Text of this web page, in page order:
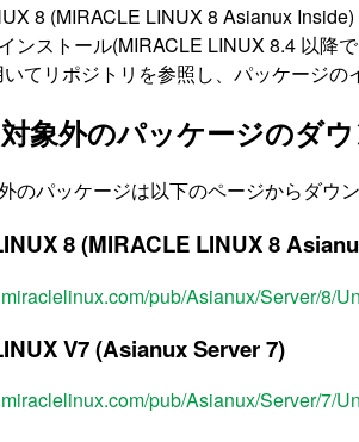
8 (MIRACLE LINUX 8 Asianux
ンストール(MIRACLE LINUX 8.4 以降
いてリポジトリを参照し、パッケージ
象外のパッケージのダ
のパッケージは以下のページからダウ
8 (MIRACLE LINUX 8
pub/Asianux/Server/8/
V7 (Asianux Server 7)
pub/Asianux/Server/7/